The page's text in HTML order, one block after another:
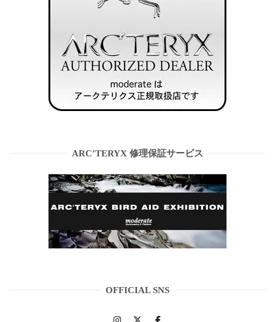
ARC’TERYX 修理保証サービス
OFFICIAL SNS